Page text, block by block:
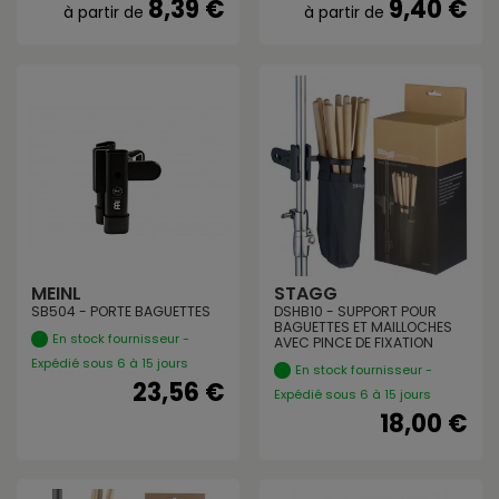
à partir de 8,39 € à partir de 9,40 €
MEINL
SB504 - PORTE BAGUETTES
En stock fournisseur -
Expédié sous 6 à 15 jours
23,56 €
STAGG
DSHB10 - SUPPORT POUR
BAGUETTES ET MAILLOCHES
AVEC PINCE DE FIXATION
En stock fournisseur -
Expédié sous 6 à 15 jours
18,00 €